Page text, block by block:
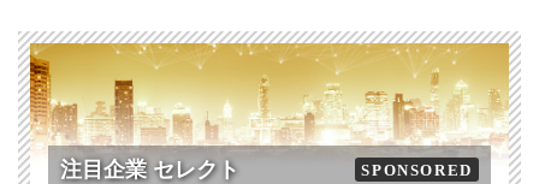
注目企業 セレクト SPONSORED